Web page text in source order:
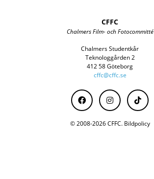
CFFC
Chalmers Film- och Fotocommitté
Chalmers Studentkår
Teknologgården 2
412 58 Göteborg
cffc@cffc.se
© 2008-2026 CFFC. Bildpolicy